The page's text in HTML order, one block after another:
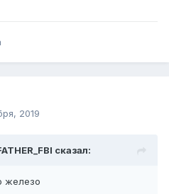
2019
сказал:
железо